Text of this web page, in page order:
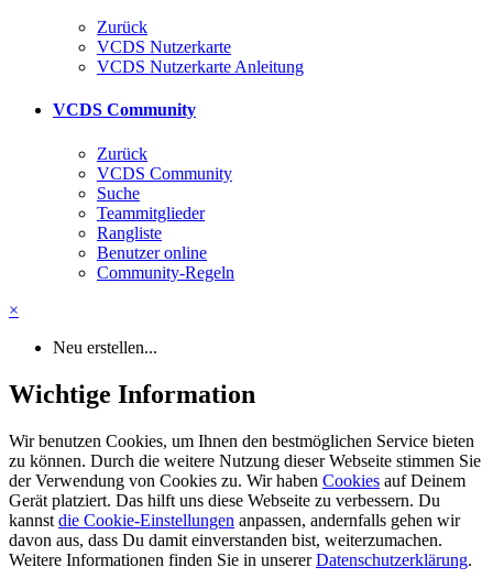
Zurück
VCDS Nutzerkarte
VCDS Nutzerkarte Anleitung
VCDS Community
Zurück
VCDS Community
Suche
Teammitglieder
Rangliste
Benutzer online
Community-Regeln
×
Neu erstellen...
Wichtige Information
Wir benutzen Cookies, um Ihnen den bestmöglichen Service bieten
zu können. Durch die weitere Nutzung dieser Webseite stimmen Sie
der Verwendung von Cookies zu. Wir haben Cookies auf Deinem
Gerät platziert. Das hilft uns diese Webseite zu verbessern. Du
kannst die Cookie-Einstellungen anpassen, andernfalls gehen wir
davon aus, dass Du damit einverstanden bist, weiterzumachen.
Weitere Informationen finden Sie in unsererDatenschutzerklärung.